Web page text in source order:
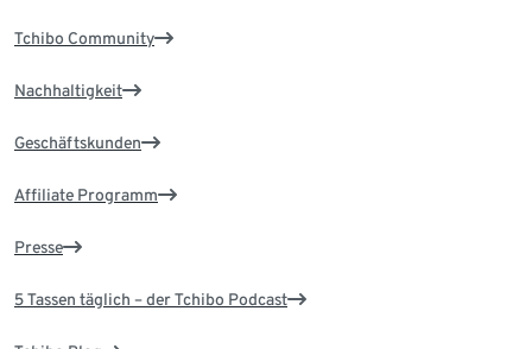
Tchibo Community
Nachhaltigkeit
Geschäftskunden
Affiliate Programm
Presse
5 Tassen täglich – der Tchibo Podcast